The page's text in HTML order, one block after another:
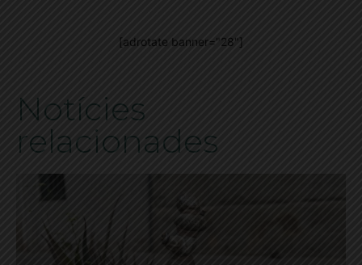
[adrotate banner="28"]
Notícies
relacionades